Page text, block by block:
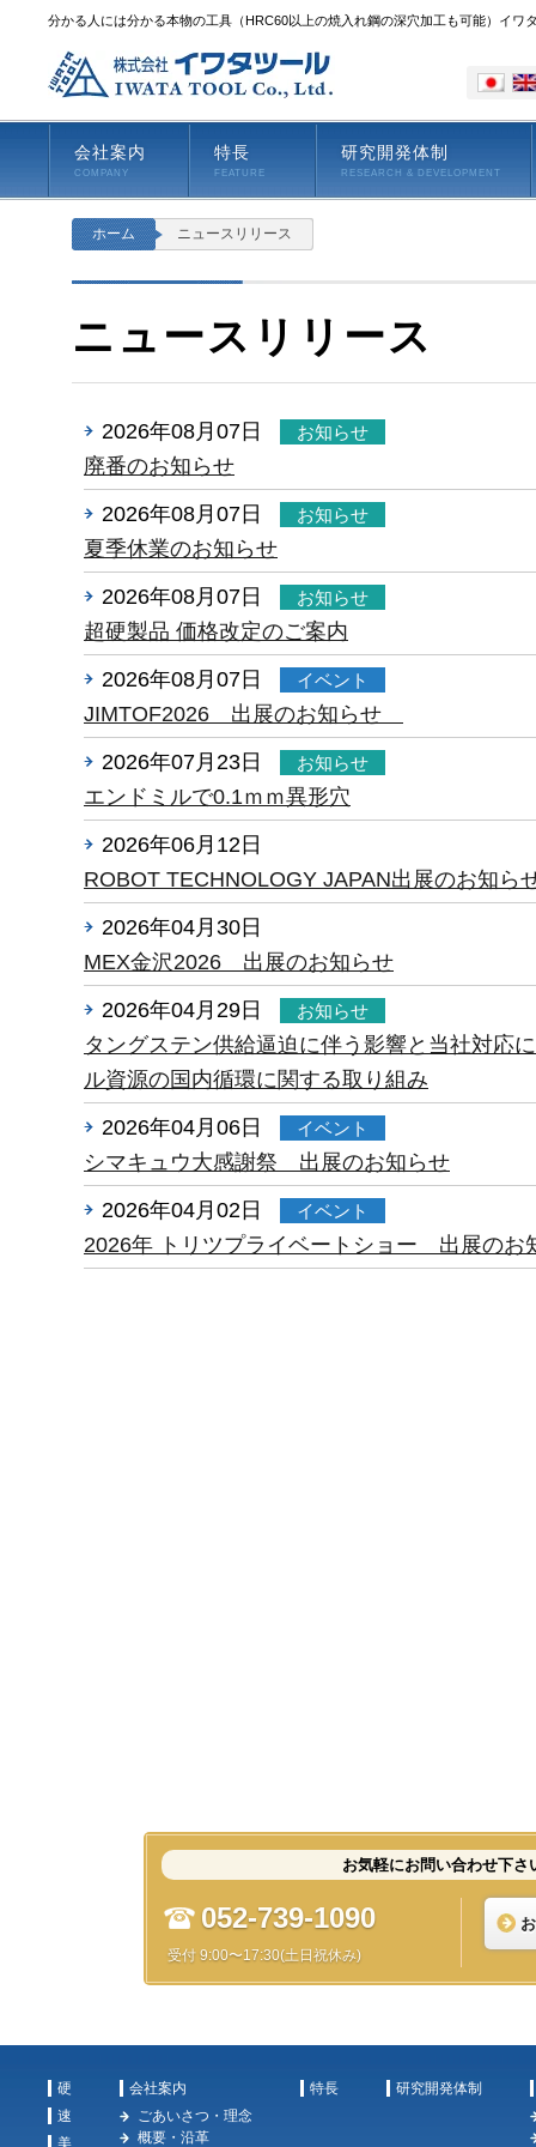
分かる人には分かる本物の工具（HRC60以上の焼入れ鋼の深穴加工も可能）イワ
会社案内
COMPANY
特長
FEATURE
研究開発体制
RESEARCH & DEVELOPMENT
ホーム ニュースリリース
ニュースリリース
2026年08月07日 お知らせ
廃番のお知らせ
2026年08月07日
お知らせ
夏季休業のお知らせ
2026年08月07日
お知らせ
超硬製品 価格改定のご案内
2026年08月07日
イベント
JIMTOF2026 出展のお知らせ
2026年07月23日
お知らせ
エンドミルで0.1ｍｍ異形穴
2026年06月12日
ROBOT TECHNOLOGY JAPAN出展のお知ら
2026年04月30日
MEX金沢2026 出展のお知らせ
2026年04月29日
お知らせ
タングステン供給逼迫に伴う影響と当社対応
ル資源の国内循環に関する取り組み
2026年04月06日
イベント
シマキュウ大感謝祭 出展のお知らせ
2026年04月02日
イベント
2026年 トリツプライベートショー 出展のお
お気軽にお問い合わせ下さ
052-739-1090
受付 9:00〜17:30(土日祝休み)
硬
速
美
会社案内
ごあいさつ・理念
概要・沿革
特長 研究開発体制